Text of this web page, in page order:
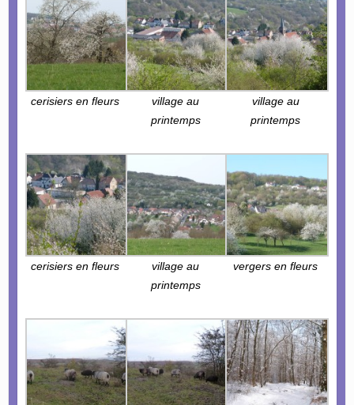
cerisiers en fleurs
village au
printemps
village au
printemps
cerisiers en fleurs
village au
printemps
vergers en fleurs